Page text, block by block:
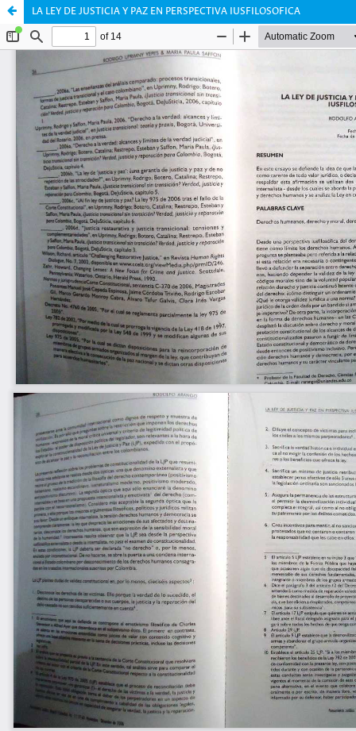
LA LEY DE JUSTICIA Y PAZ EN PERSPECTIVA IUSFILOSOFICA